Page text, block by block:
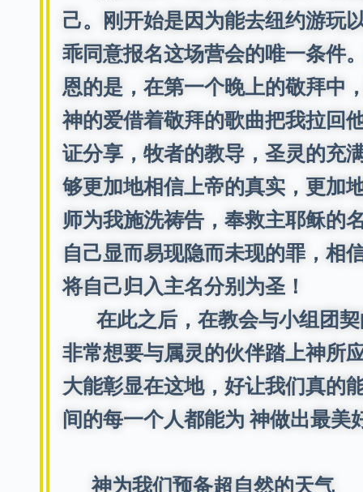
己。刚开始是因为能去纽约游玩
乖同意报名这场营会的唯一条件
恩的是，在第一个晚上的敬拜中
神的爱借着敬拜的歌曲把我拉回
证分享，牧者的教导，圣灵的充
够更加地相信上帝的真实，更加
师为我施洗祷告，奉救主耶稣的
自己显而易现隐而未现的罪，相
将自己归入主名分别为圣！
在此之后，在教会与小组团契
非常想要与属灵的伙伴踏上神所
大能彰显在这地，好让我们真的
间的每一个人都能为 神做出最美
神为我们预备超自然的天气